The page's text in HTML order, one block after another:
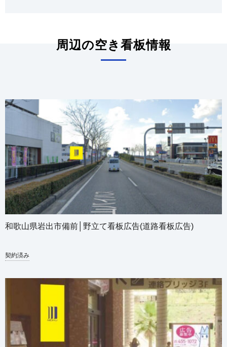
周辺の空き看板情報
和歌山県岩出市備前│野立て看板広告(道路看板広告)
契約済み